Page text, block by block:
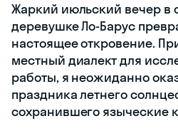
Жаркий июльский вечер в
деревушке Ло-Барус
настоящее откровение.
местный диалект для
работы, я неожиданно
праздника летнего
сохранившего языческие